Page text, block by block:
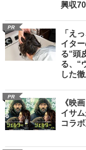
興収
PR
「え
イタ
る“頭
る、“
した
PR
《映
イサ
コラボ